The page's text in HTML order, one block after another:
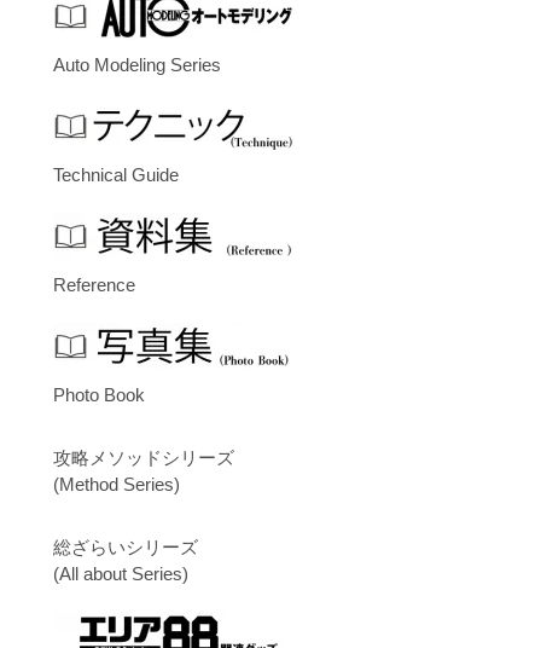
Auto Modeling Series
Technical Guide
Reference
Photo Book
攻略メソッドシリーズ
(Method Series)
総ざらいシリーズ
(All about Series)